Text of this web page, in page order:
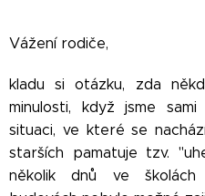
Vážení rodiče,
kladu si otázku, zda
minulosti, když jsme
situaci, ve které se
starších pamatuje tzv.
několik dnů ve